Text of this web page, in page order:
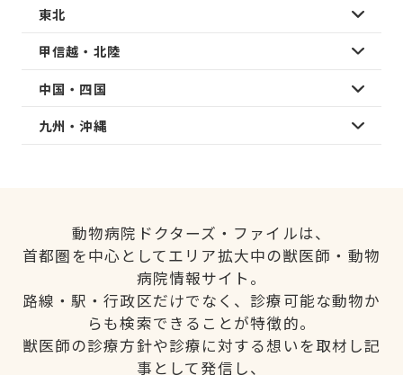
東北
甲信越・北陸
中国・四国
九州・沖縄
動物病院ドクターズ・ファイルは、
首都圏を中心としてエリア拡大中の獣医師・動物
病院情報サイト。
路線・駅・行政区だけでなく、診療可能な動物か
らも検索できることが特徴的。
獣医師の診療方針や診療に対する想いを取材し記
事として発信し、